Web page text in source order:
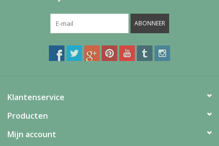
ABONNEER
Klantenservice
Producten
Mijn account